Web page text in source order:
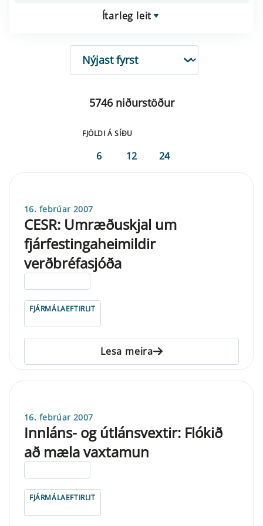
Ítarleg leit
RÖÐUN
5746 niðurstöður
FJÖLDI Á SÍÐU
6 12 24
16. febrúar 2007
CESR: Umræðuskjal um
fjárfestingaheimildir
verðbréfasjóða
FJÁRMÁLAEFTIRLIT
Lesa meira
16. febrúar 2007
Innláns- og útlánsvextir: Flókið
að mæla vaxtamun
FJÁRMÁLAEFTIRLIT